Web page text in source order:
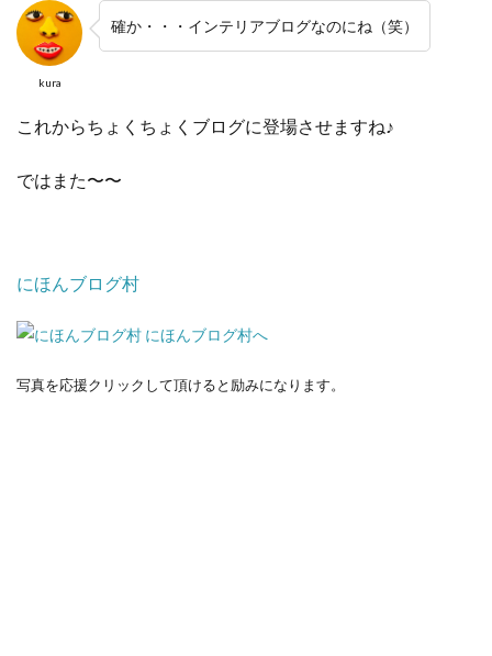
kura
確か・・・インテリアブログなのにね（笑）
これからちょくちょくブログに登場させますね♪
ではまた〜〜
にほんブログ村
写真を応援クリックして頂けると励みになります。